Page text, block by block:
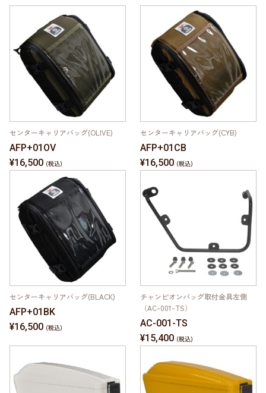
センターキャリアバッグ(OLIVE)
AFP+01OV
¥16,500
センターキャリアバッグ(CYB)
AFP+01CB
¥16,500
センターキャリアバッグ(BLACK)
AFP+01BK
¥16,500
チャンピオンバッグ取付金具左側
（AC-001-TS）
AC-001-TS
¥15,400